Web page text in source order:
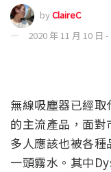
byClaireC
2020 年 11 月 10 日
無線吸塵器已經
的主流產品，面
多人應該也被各
一頭霧水。其中